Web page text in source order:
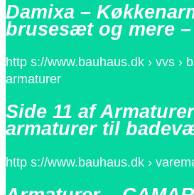
Damixa –
brusesæt og mere –
http s://www.bauhaus.dk › vvs ›
armaturer
Side 11 af
armaturer til
http s://www.bauhaus.dk ›